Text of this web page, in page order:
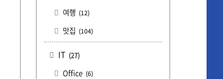
여행 (12)
맛집 (104)
IT (27)
Office (6)